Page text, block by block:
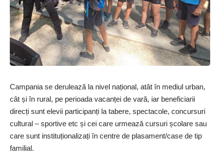
Campania se derulează la nivel național, atât în mediul urban,
cât și în rural, pe perioada vacanței de vară, iar beneficiarii
direcți sunt elevii participanți la tabere, spectacole, concursuri
cultural – sportive etc și cei care urmează cursuri școlare sau
care sunt instituționalizați în centre de plasament/case de tip
familial.